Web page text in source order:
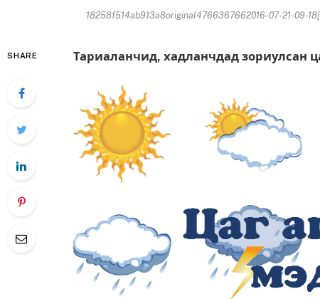
18258f514ab913a8original4766367662016-07-21-09-
SHARE Тариаланчид, хадланчдад зориулсан